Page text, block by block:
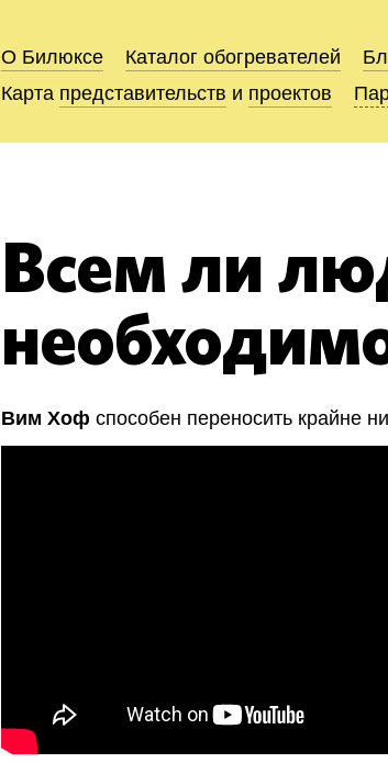
О Билюксе Каталог обогревателей
Карта представительств и проектов
О Билюксе Каталог обогревателей
Карта представительств и проектов
Всем ли
Вим Хоф способен переносить крайне